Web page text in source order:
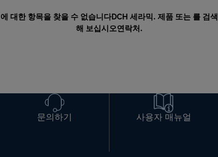
에 대한 항목을 찾을 수 없습니다DCH 세라믹. 제품 또는 를 검색
해 보십시오연락처 .
문의하기 사용자 매뉴얼